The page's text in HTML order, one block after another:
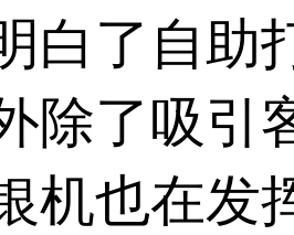
白了 自助
除了吸引
机也在发